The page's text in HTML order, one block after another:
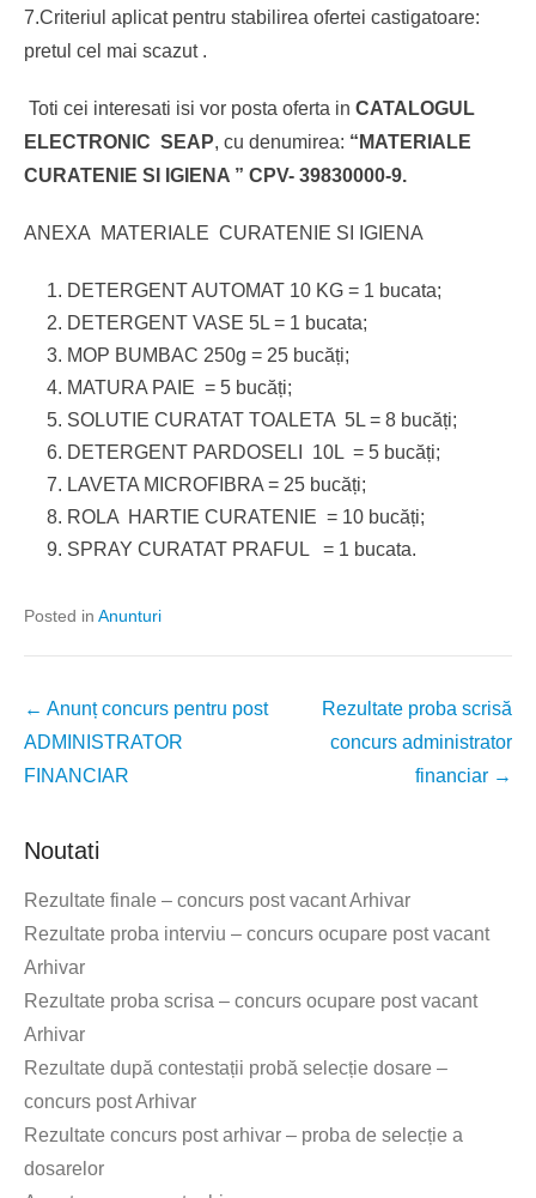
7.Criteriul aplicat pentru stabilirea ofertei castigatoare:
pretul cel mai scazut .
Toti cei interesati isi vor posta oferta in CATALOGUL
ELECTRONIC SEAP, cu denumirea: “MATERIALE
CURATENIE SI IGIENA ” CPV- 39830000-9.
ANEXA MATERIALE CURATENIE SI IGIENA
DETERGENT AUTOMAT 10 KG = 1 bucata;
DETERGENT VASE 5L = 1 bucata;
MOP BUMBAC 250g = 25 bucăți;
MATURA PAIE = 5 bucăți;
SOLUTIE CURATAT TOALETA 5L = 8 bucăți;
DETERGENT PARDOSELI 10L = 5 bucăți;
LAVETA MICROFIBRA = 25 bucăți;
ROLA HARTIE CURATENIE = 10 bucăți;
SPRAY CURATAT PRAFUL = 1 bucata.
Posted in Anunturi
Post
navigation
← Anunț concurs pentru post
ADMINISTRATOR
FINANCIAR
Rezultate proba scrisă
concurs administrator
financiar →
Noutati
Rezultate finale – concurs post vacant Arhivar
Rezultate proba interviu – concurs ocupare post vacant
Arhivar
Rezultate proba scrisa – concurs ocupare post vacant
Arhivar
Rezultate după contestații probă selecție dosare –
concurs post Arhivar
Rezultate concurs post arhivar – proba de selecție a
dosarelor